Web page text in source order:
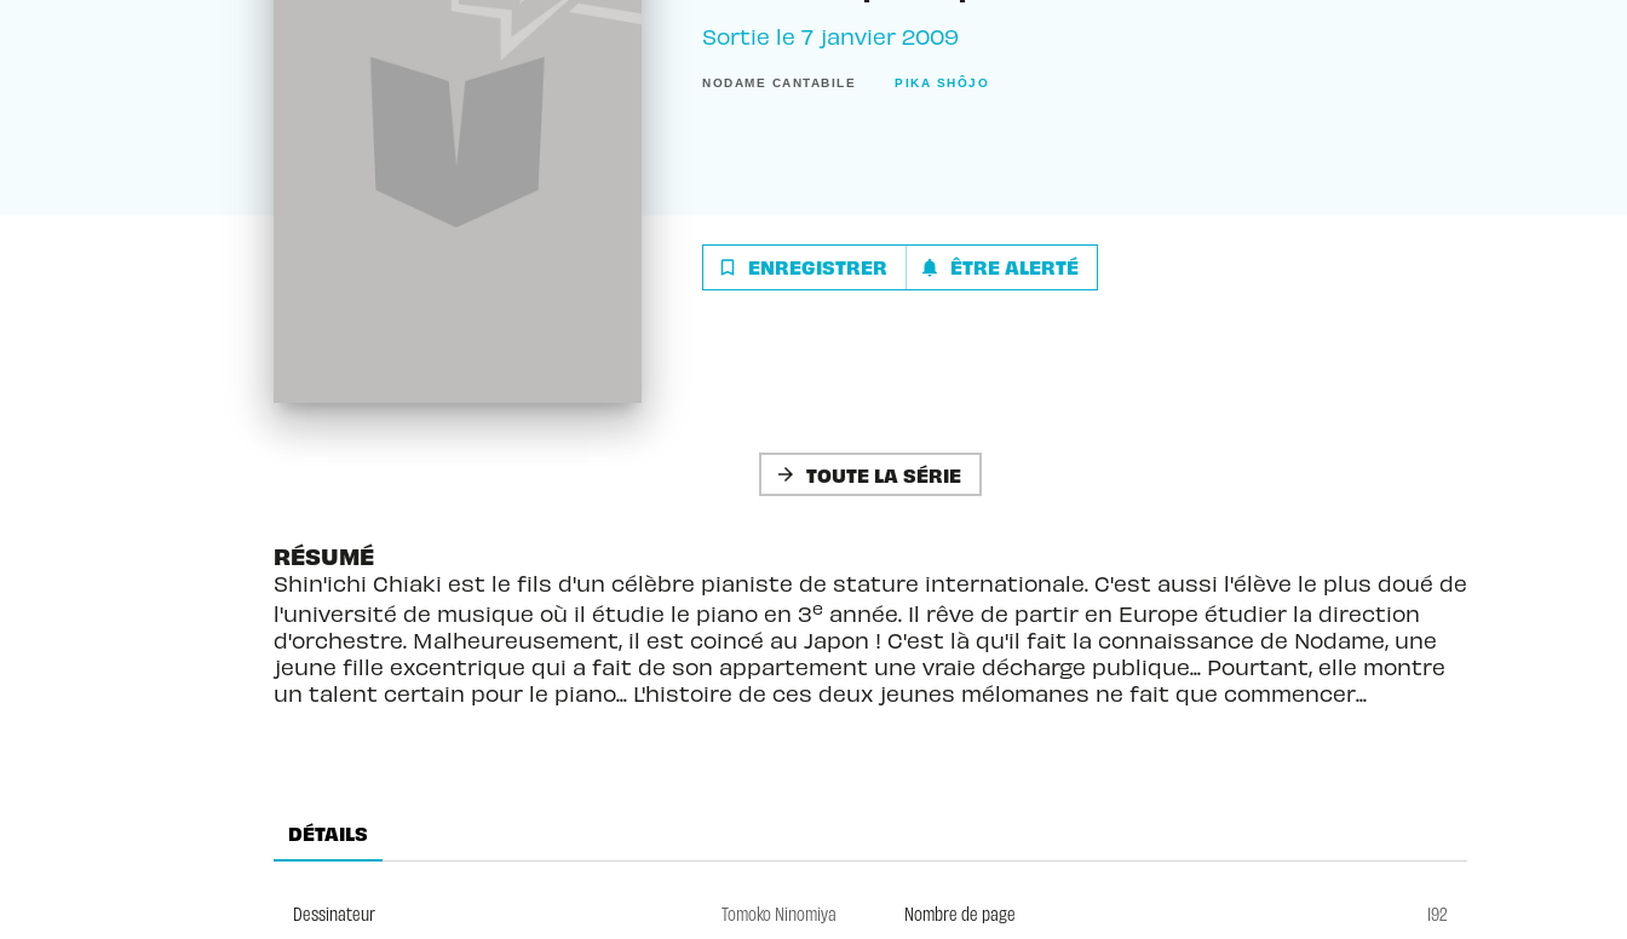
Sortie le7 janvier 2009
NODAME CANTABILE PIKA SHÔJO
bookmark_border ENREGISTRER notifications ÊTRE ALERTÉ
arrow_forward TOUTE LA SÉRIE
RÉSUMÉ
Shin'ichi Chiaki est le fils d'un célèbre pianiste de stature internationale. C'est aussi l'élève le plus doué de
l'université de musique où il étudie le piano en 3e année. Il rêve de partir en Europe étudier la direction
d'orchestre. Malheureusement, il est coincé au Japon ! C'est là qu'il fait la connaissance de Nodame, une
jeune fille excentrique qui a fait de son appartement une vraie décharge publique... Pourtant, elle montre
un talent certain pour le piano... L'histoire de ces deux jeunes mélomanes ne fait que commencer...
DÉTAILS
Dessinateur
Tomoko Ninomiya
Nombre de page
192